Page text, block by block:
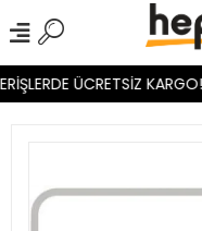
ÜCRETSİZ KARGO!